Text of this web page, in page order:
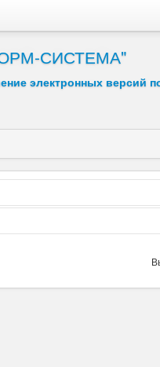
СИСТЕМА"
электронных версий